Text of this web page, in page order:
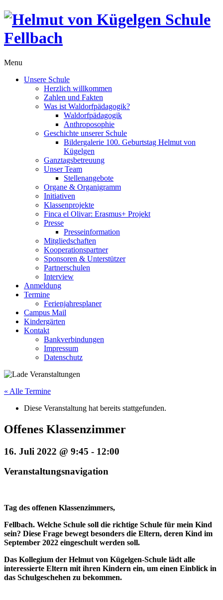
Menu
Unsere Schule
Herzlich willkommen
Zahlen und Fakten
Was ist Waldorfpädagogik?
Waldorfpädagogik
Anthroposophie
Geschichte unserer Schule
Bildergalerie 100. Geburtstag Helmut von
Kügelgen
Ganztagsbetreuung
Unser Team
Stellenangebote
Organe & Organigramm
Initiativen
Klassenprojekte
Finca el Olivar: Erasmus+ Projekt
Presse
Presseinformation
Mitgliedschaften
Kooperationspartner
Sponsoren & Unterstützer
Partnerschulen
Interview
Anmeldung
Termine
Ferienjahresplaner
Campus Mail
Kindergärten
Kontakt
Bankverbindungen
Impressum
Datenschutz
« Alle Termine
Diese Veranstaltung hat bereits stattgefunden.
Offenes Klassenzimmer
16. Juli 2022 @ 9:45 - 12:00
Veranstaltungsnavigation
Tag des offenen Klassenzimmers,
Fellbach. Welche Schule soll die richtige Schule für mein Kind
sein? Diese Frage bewegt besonders die Eltern, deren Kind im
September 2022 eingeschult werden soll.
Das Kollegium der Helmut von Kügelgen-Schule lädt alle
interessierte Eltern mit ihren Kindern ein, um einen Einblick in
das Schulgeschehen zu bekommen.